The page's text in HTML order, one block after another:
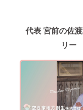
代表 宮前の佐
リー